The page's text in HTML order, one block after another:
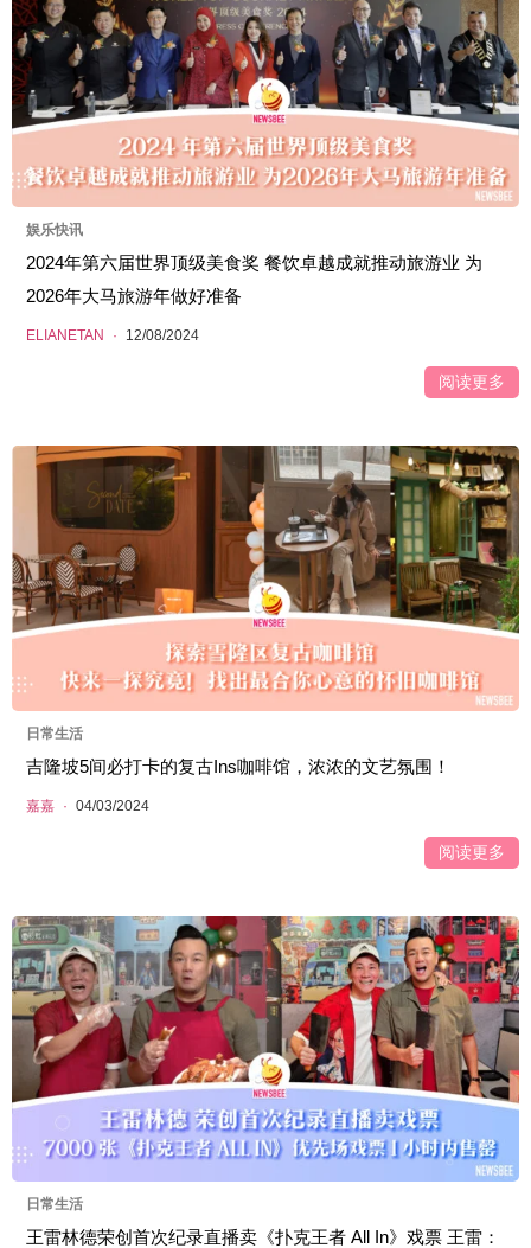
娱乐快讯
2024年第六届世界顶级美食奖 餐饮卓越成就推动旅游业 为
2026年大马旅游年做好准备
ELIANETAN · 12/08/2024
阅读更多
日常生活
吉隆坡5间必打卡的复古Ins咖啡馆，浓浓的文艺氛围！
嘉嘉 · 04/03/2024
阅读更多
日常生活
王雷林德荣创首次纪录直播卖《扑克王者 All In》戏票 王雷：